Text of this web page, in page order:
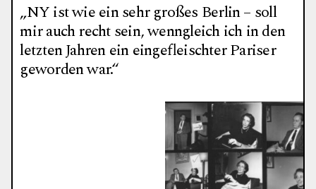
„NY ist wie ein sehr großes Berlin – soll
mir auch recht sein, wenngleich ich in den
letzten Jahren ein eingefleischter Pariser
geworden war.“